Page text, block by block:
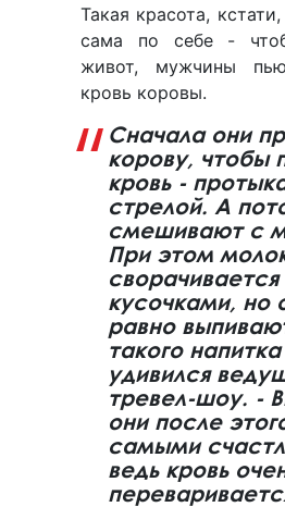
Такая красота,
сама по себе -
живот, мужчины
кровь коровы.
Сначала они
корову, чтобы
кровь -
стрелой. А
смешивают с
При этом
сворачивается
кусочками, но
равно
такого
удивился
тревел-шоу. -
они после
самыми
ведь кровь